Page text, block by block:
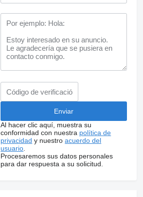
Al hacer clic aquí, muestra su
conformidad con nuestra política de
privacidad y nuestroacuerdo del
usuario
Procesaremos sus datos personales
para dar respuesta a su solicitud.